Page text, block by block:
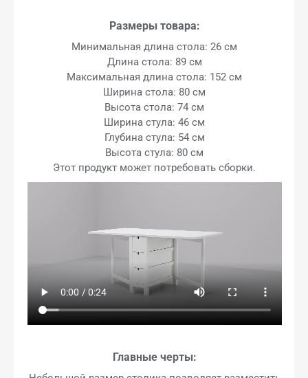
Размеры товара:
Минимальная длина стола: 26 см
Длина стола: 89 см
Максимальная длина стола: 152 см
Ширина стола: 80 см
Высота стола: 74 см
Ширина стула: 46 см
Глубина стула: 54 см
Высота стула: 80 см
Этот продукт может потребовать сборки.
Главные черты: